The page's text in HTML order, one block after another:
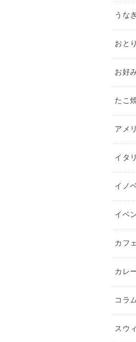
うな
おと
お好
たこ
アメ
イタ
イノ
イベ
カフ
カレ
コラ
スウ